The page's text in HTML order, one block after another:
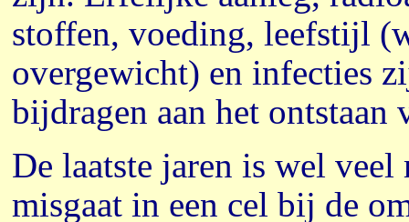
stoffen, voeding, leefstijl
overgewicht) en infecties
bijdragen aan het ontstaan
De laatste jaren is wel
misgaat in een cel bij de